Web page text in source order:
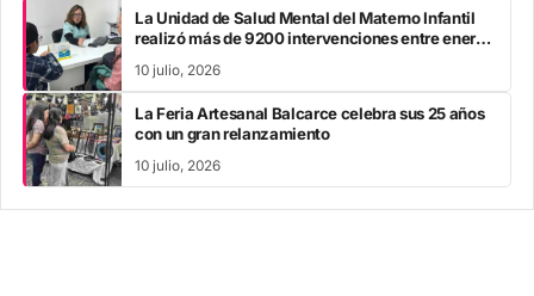
La Unidad de Salud Mental del Materno Infantil
realizó más de 9200 intervenciones entre enero
10 julio, 2026
La Feria Artesanal Balcarce celebra sus 25 años
con un gran relanzamiento
10 julio, 2026